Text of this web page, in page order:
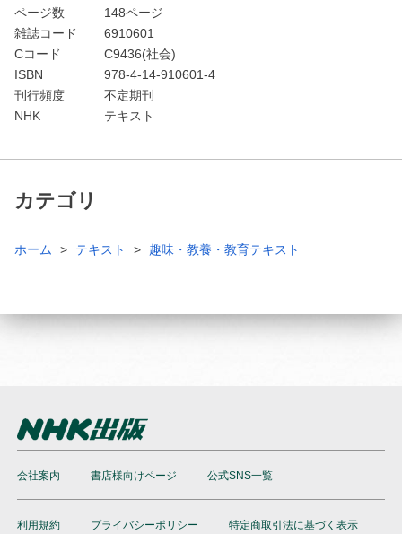
ページ数
148ページ
雑誌コード
6910601
Cコード
C9436(社会)
ISBN
978-4-14-910601-4
刊行頻度
不定期刊
NHK
テキスト
カテゴリ
ホーム テキスト 趣味・教養・教育テキスト
会社案内 書店様向けページ 公式SNS一覧
利用規約 プライバシーポリシー 特定商取引法に基づく表示